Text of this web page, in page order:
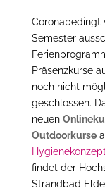
Coronabedingt
Semester
Präsenzkurse
noch nicht
geschlossen.
neuen
Outdoorkurse
Hygienekonzept
findet der
Strandbad